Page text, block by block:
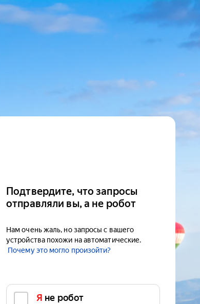
Подтвердите, что запросы
отправляли вы, а не робот
Нам очень жаль, но запросы с вашего
устройства похожи на автоматические.
Почему это могло произойти?
Я не робот